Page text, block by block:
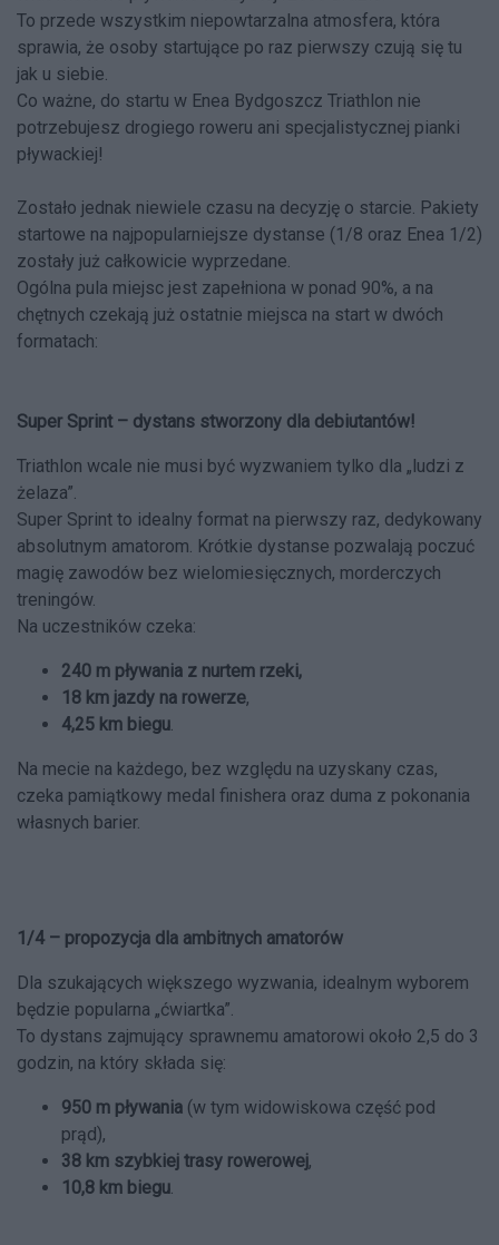
To przede wszystkim niepowtarzalna atmosfera, która
sprawia, że osoby startujące po raz pierwszy czują się tu
jak u siebie.
Co ważne, do startu w Enea Bydgoszcz Triathlon nie
potrzebujesz drogiego roweru ani specjalistycznej pianki
pływackiej!
Zostało jednak niewiele czasu na decyzję o starcie. Pakiety
startowe na najpopularniejsze dystanse (1/8 oraz Enea 1/2)
zostały już całkowicie wyprzedane.
Ogólna pula miejsc jest zapełniona w ponad 90%, a na
chętnych czekają już ostatnie miejsca na start w dwóch
formatach:
Super Sprint – dystans stworzony dla debiutantów!
Triathlon wcale nie musi być wyzwaniem tylko dla „ludzi z
żelaza”.
Super Sprint to idealny format na pierwszy raz, dedykowany
absolutnym amatorom. Krótkie dystanse pozwalają poczuć
magię zawodów bez wielomiesięcznych, morderczych
treningów.
Na uczestników czeka:
240 m pływania z nurtem rzeki,
18 km jazdy na rowerze,
4,25 km biegu
Na mecie na każdego, bez względu na uzyskany czas,
czeka pamiątkowy medal finishera oraz duma z pokonania
własnych barier.
1/4 – propozycja dla ambitnych amatorów
Dla szukających większego wyzwania, idealnym wyborem
będzie popularna „ćwiartka”.
To dystans zajmujący sprawnemu amatorowi około 2,5 do 3
godzin, na który składa się:
950 m pływania (w tym widowiskowa część pod
prąd),
38 km szybkiej trasy rowerowej,
10,8 km biegu